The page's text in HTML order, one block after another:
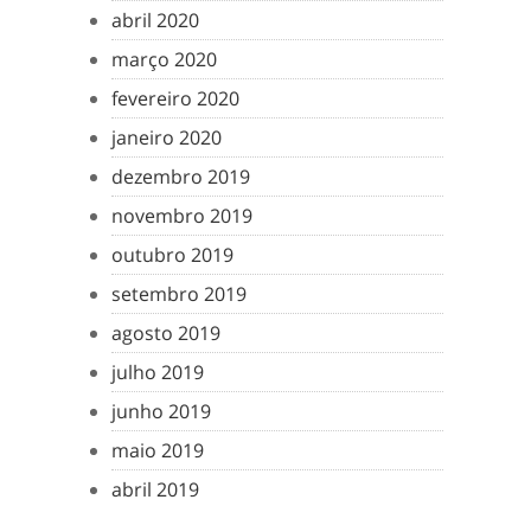
abril 2020
março 2020
fevereiro 2020
janeiro 2020
dezembro 2019
novembro 2019
outubro 2019
setembro 2019
agosto 2019
julho 2019
junho 2019
maio 2019
abril 2019